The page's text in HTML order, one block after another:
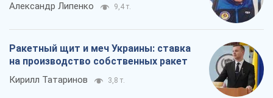
Александр Липенко 9,4 т.
Ракетный щит и меч Украины: ставка
на производство собственных ракет
Кирилл Татаринов 3,8 т.